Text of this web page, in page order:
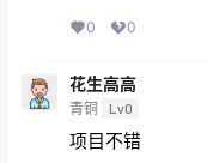
0 0
花生高高
青铜 Lv0
项目不错